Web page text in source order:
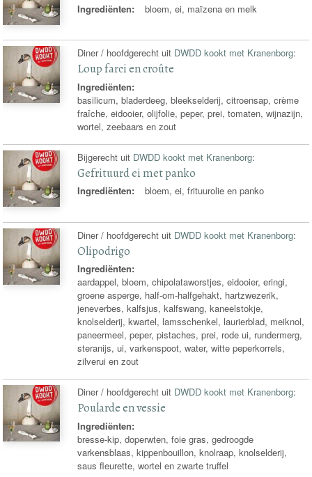
Ingrediënten: bloem, ei, maïzena en melk
Diner / hoofdgerecht uit DWDD kookt met Kranenborg:
Loup farci en croûte
Ingrediënten:
basilicum, bladerdeeg, bleekselderij, citroensap, crème
fraîche, eidooier, olijfolie, peper, prei, tomaten, wijnazijn,
wortel, zeebaars en zout
Bijgerecht uit DWDD kookt met Kranenborg:
Gefrituurd ei met panko
Ingrediënten: bloem, ei, frituurolie en panko
Diner / hoofdgerecht uit DWDD kookt met Kranenborg:
Olipodrigo
Ingrediënten:
aardappel, bloem, chipolataworstjes, eidooier, eringi,
groene asperge, half-om-halfgehakt, hartzwezerik,
jeneverbes, kalfsjus, kalfswang, kaneelstokje,
knolselderij, kwartel, lamsschenkel, laurierblad, meiknol,
paneermeel, peper, pistaches, prei, rode ui, rundermerg,
steranijs, ui, varkenspoot, water, witte peperkorrels,
zilverui en zout
Diner / hoofdgerecht uit DWDD kookt met Kranenborg:
Poularde en vessie
Ingrediënten:
bresse-kip, doperwten, foie gras, gedroogde
varkensblaas, kippenbouillon, knolraap, knolselderij,
saus fleurette, wortel en zwarte truffel